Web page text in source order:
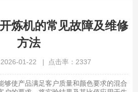
炼机的常见故障及维修
方法
2026-01-22 | 点击率：2337
够使产品满足客户质量和颜色要求的混合